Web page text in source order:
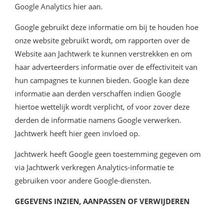
Google Analytics hier aan.
Google gebruikt deze informatie om bij te houden hoe
onze website gebruikt wordt, om rapporten over de
Website aan Jachtwerk te kunnen verstrekken en om
haar adverteerders informatie over de effectiviteit van
hun campagnes te kunnen bieden. Google kan deze
informatie aan derden verschaffen indien Google
hiertoe wettelijk wordt verplicht, of voor zover deze
derden de informatie namens Google verwerken.
Jachtwerk heeft hier geen invloed op.
Jachtwerk heeft Google geen toestemming gegeven om
via Jachtwerk verkregen Analytics-informatie te
gebruiken voor andere Google-diensten.
GEGEVENS INZIEN, AANPASSEN OF VERWIJDEREN